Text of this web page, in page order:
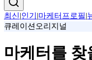
최신|인기 |마케터프로필|
큐레이션 오리지널
마케터를